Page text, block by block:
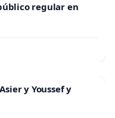
regular en
y Youssef y